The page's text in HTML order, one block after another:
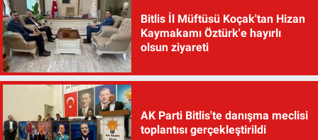
Bitlis İl Müftüsü Koçak'tan Hizan
Kaymakamı Öztürk'e hayırlı
olsun ziyareti
AK Parti Bitlis'te danışma meclisi
toplantısı gerçekleştirildi